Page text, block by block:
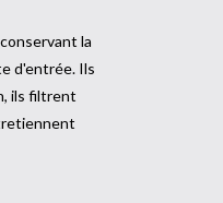
la
d'entrée. Ils
ils filtrent